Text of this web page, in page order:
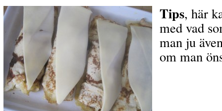
Tips, här
med vad
man ju
om man